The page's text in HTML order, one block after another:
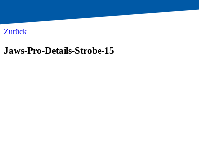
Zurück
Jaws-Pro-Details-Strobe-15